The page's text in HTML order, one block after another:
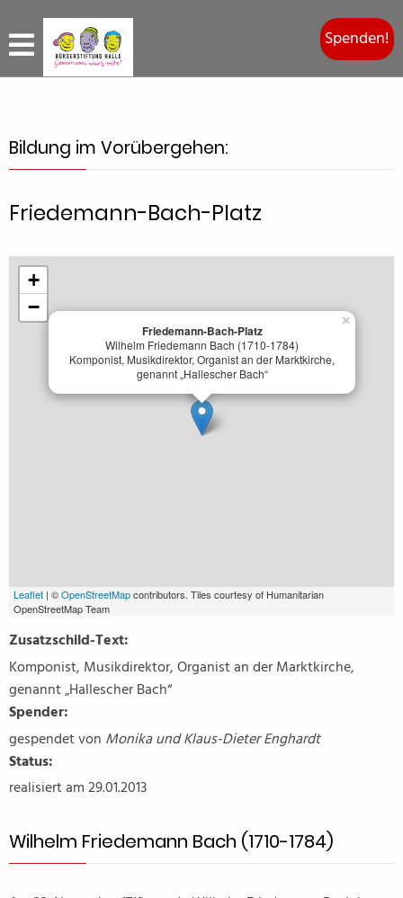
Spenden!
Bildung im Vorübergehen:
Friedemann-Bach-Platz
Friedemann-Bach-Platz
Wilhelm Friedemann Bach (1710-1784)
Komponist, Musikdirektor, Organist an der Marktkirche,
genannt „Hallescher Bach“
×
+
−
Leaflet | ©OpenStreetMapcontributors. Tiles courtesy of Humanitarian
OpenStreetMap Team
Zusatzschild-Text:
Komponist, Musikdirektor, Organist an der Marktkirche,
genannt „Hallescher Bach“
Spender:
gespendet von Monika und Klaus-Dieter Enghardt
Status:
realisiert am 29.01.2013
Wilhelm Friedemann Bach (1710-1784)